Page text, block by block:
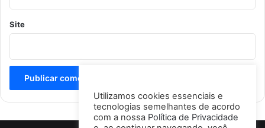
Site
Utilizamos cookies essenciais e
tecnologias semelhantes de acordo
com a nossa Política de Privacidade